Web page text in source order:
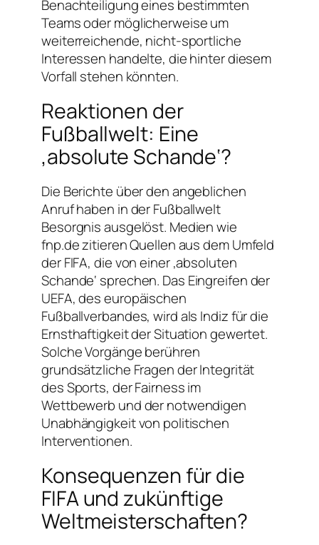
Benachteiligung eines bestimmten
Teams oder möglicherweise um
weiterreichende, nicht-sportliche
Interessen handelte, die hinter diesem
Vorfall stehen könnten.
Reaktionen der
Fußballwelt: Eine
‚absolute Schande‘?
Die Berichte über den angeblichen
Anruf haben in der Fußballwelt
Besorgnis ausgelöst. Medien wie
fnp.de zitieren Quellen aus dem Umfeld
der FIFA, die von einer ‚absoluten
Schande‘ sprechen. Das Eingreifen der
UEFA, des europäischen
Fußballverbandes, wird als Indiz für die
Ernsthaftigkeit der Situation gewertet.
Solche Vorgänge berühren
grundsätzliche Fragen der Integrität
des Sports, der Fairness im
Wettbewerb und der notwendigen
Unabhängigkeit von politischen
Interventionen.
Konsequenzen für die
FIFA und zukünftige
Weltmeisterschaften?